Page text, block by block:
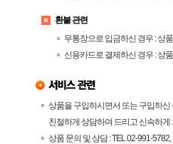
환불 관련
무통장으로 입금하신 경우 : 상
신용카드로 결제하신 경우 : 상
상품을 구입하시면서 또는 구입하
친절하게 상담하여 드리고 신속하
상품 문의 및 상담 : TEL 02-991-